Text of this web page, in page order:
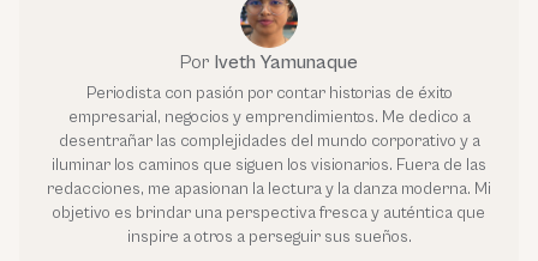
Por Iveth Yamunaque
Periodista con pasión por contar historias de éxito
empresarial, negocios y emprendimientos. Me dedico a
desentrañar las complejidades del mundo corporativo y a
iluminar los caminos que siguen los visionarios. Fuera de las
redacciones, me apasionan la lectura y la danza moderna. Mi
objetivo es brindar una perspectiva fresca y auténtica que
inspire a otros a perseguir sus sueños.